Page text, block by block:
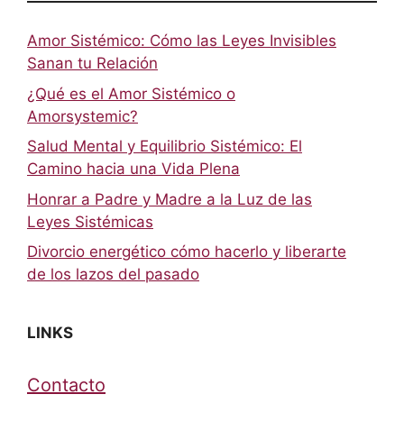
Amor Sistémico: Cómo las Leyes Invisibles
Sanan tu Relación
¿Qué es el Amor Sistémico o
Amorsystemic?
Salud Mental y Equilibrio Sistémico: El
Camino hacia una Vida Plena
Honrar a Padre y Madre a la Luz de las
Leyes Sistémicas
Divorcio energético cómo hacerlo y liberarte
de los lazos del pasado
LINKS
Contacto